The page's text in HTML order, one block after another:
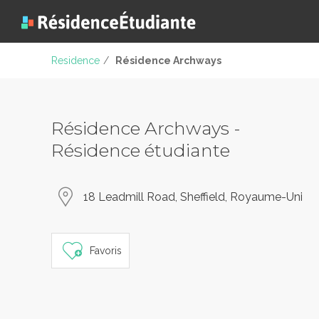
Residence / Résidence Archways
Résidence Archways -
Résidence étudiante
18 Leadmill Road, Sheffield, Royaume-Uni
Favoris